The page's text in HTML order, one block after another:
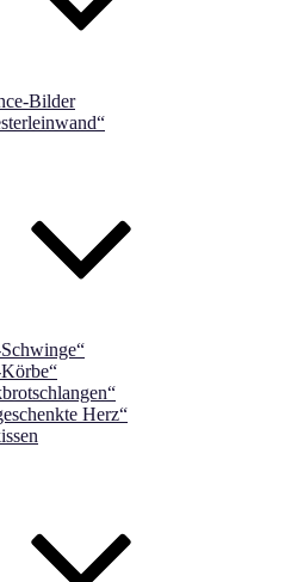
Bilder
Herz“